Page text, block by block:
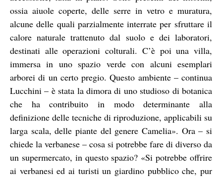
ossia aiuole coperte, delle serre in vetro e muratura,
alcune delle quali parzialmente interrate per sfruttare il
calore naturale trattenuto dal suolo e dei laboratori,
destinati alle operazioni colturali. C’è poi una villa,
immersa in uno spazio verde con alcuni esemplari
arborei di un certo pregio. Questo ambiente – continua
Lucchini – è stata la dimora di uno studioso di botanica
che ha contribuito in modo determinante alla
definizione delle tecniche di riproduzione, applicabili su
larga scala, delle piante del genere Camelia». Ora – si
chiede la verbanese – cosa si potrebbe fare di diverso da
un supermercato, in questo spazio? «Si potrebbe offrire
ai verbanesi ed ai turisti un giardino pubblico che, pur